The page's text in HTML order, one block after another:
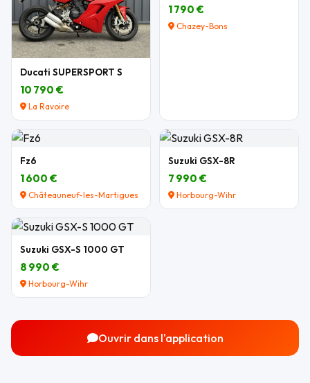
Ducati SUPERSPORT S
10 790 €
La Ravoire
1 790 €
Chazey-Bons
Fz6
1 600 €
Châteauneuf-les-Martigues
Suzuki GSX-8R
7 990 €
Horbourg-Wihr
Suzuki GSX-S 1000 GT
8 990 €
Horbourg-Wihr
Ouvrir dans l'application